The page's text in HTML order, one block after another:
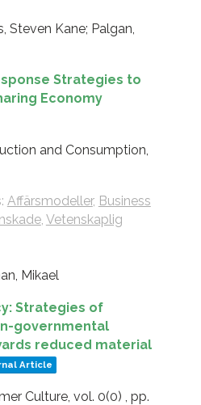
Steven Kane; Palgan,
Strategies to
Economy
and Consumption,
Affärsmodeller, Business
, Vetenskaplig
Mikael
Strategies of
governmental
reduced material
Article
Culture, vol. 0(0) , pp.